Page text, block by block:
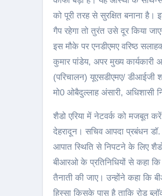
को पूरी तरह से सुरक्षित बनाना है।
गैप रहेगा तो तुरंत उसे दूर किया
इस मौके पर एनडीएमए वरिष्ठ
कुमार पांडेय, अपर मुख्य कार्यकारी
(परिचालन) यूएसडीएमए/ डीआईजी
मो0 ओबैदुल्लाह अंसारी, अधिशासी
शैडो एरिया में नेटवर्क को मजबूत
देहरादून। सचिव आपदा प्रबंधन डॉ.
आपात स्थिति से निपटने के लिए
बीआरओ के प्रतिनिधियों से कहा
तैनाती की जाए। उन्होंने कहा कि
हिस्सा किसके पास है ताकि रोड